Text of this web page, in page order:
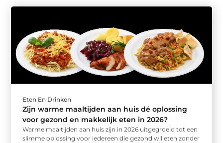
Eten En Drinken
Zijn warme maaltijden aan huis dé oplossing
voor gezond en makkelijk eten in 2026?
Warme maaltijden aan huis zijn in 2026 uitgegroeid tot een
slimme oplossing voor iedereen die gezond wil eten zonder